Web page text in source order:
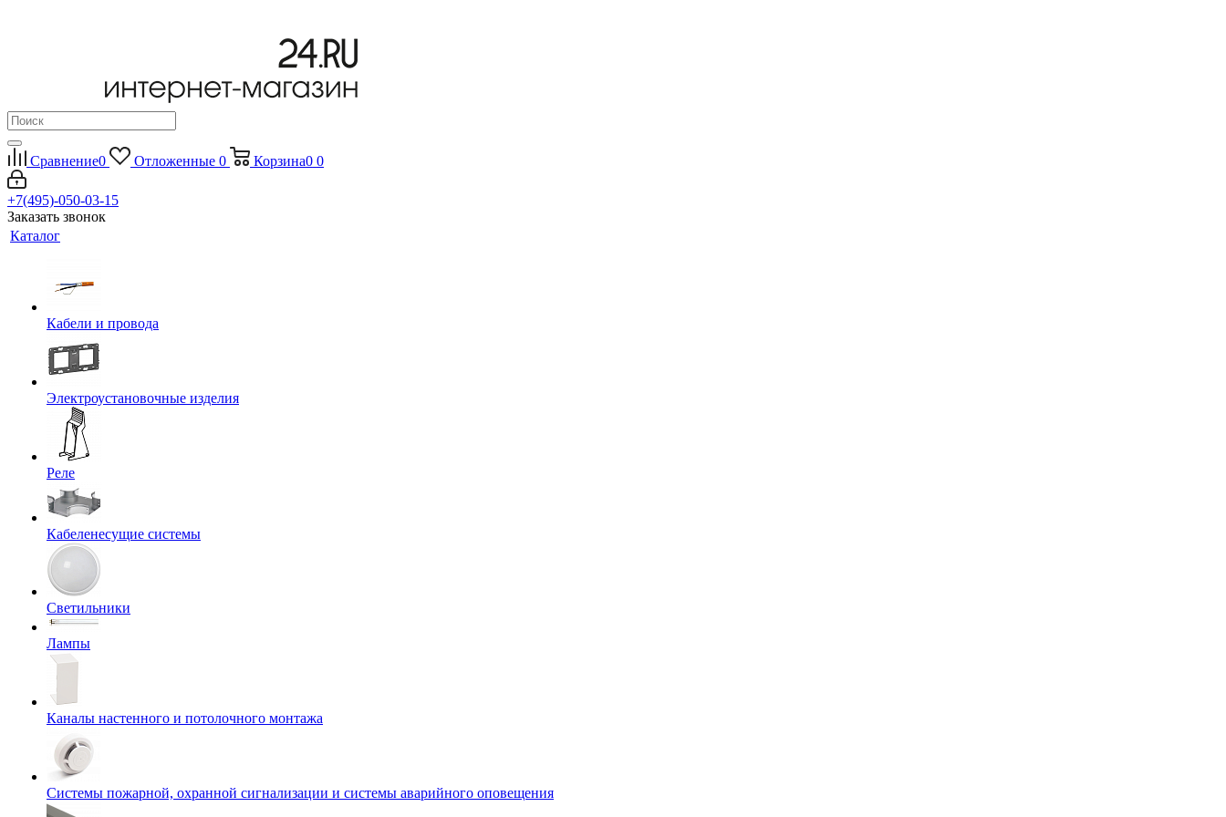
Сравнение0 Отложенные 0 Корзина0 0
+7(495)-050-03-15
Заказать звонок
Каталог
Кабели и провода
Электроустановочные изделия
Реле
Кабеленесущие системы
Светильники
Лампы
Каналы настенного и потолочного монтажа
Системы пожарной, охранной сигнализации и системы аварийного оповещения